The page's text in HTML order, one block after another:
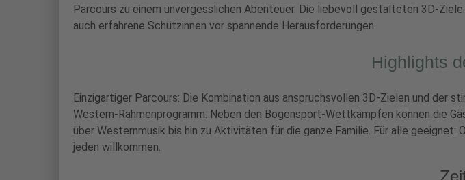
Parcours zu einem unvergesslichen Abenteuer. Die liebevoll gestalteten 3D-
auch erfahrene Schützinnen vor spannende Herausforderungen.
Highlights
Einzigartiger Parcours: Die Kombination aus anspruchsvollen 3D-Zielen und der
Western-Rahmenprogramm: Neben den Bogensport-Wettkämpfen können die
über Westernmusik bis hin zu Aktivitäten für die ganze Familie. Für alle
jeden willkommen.